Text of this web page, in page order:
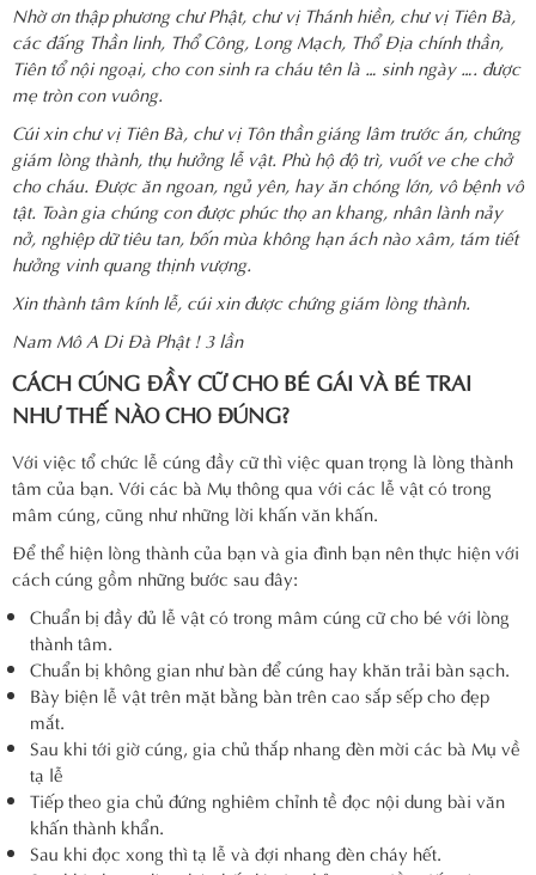
Nhờ ơn thập phương chư Phật, chư vị Thánh hiền, chư vị Tiên Bà,
các đấng Thần linh, Thổ Công, Long Mạch, Thổ Địa chính thần,
Tiên tổ nội ngoại, cho con sinh ra cháu tên là … sinh ngày …. được
mẹ tròn con vuông.
Cúi xin chư vị Tiên Bà, chư vị Tôn thần giáng lâm trước án, chứng
giám lòng thành, thụ hưởng lễ vật. Phù hộ độ trì, vuốt ve che chở
cho cháu. Được ăn ngoan, ngủ yên, hay ăn chóng lớn, vô bệnh vô
tật. Toàn gia chúng con được phúc thọ an khang, nhân lành nảy
nở, nghiệp dữ tiêu tan, bốn mùa không hạn ách nào xâm, tám tiết
hưởng vinh quang thịnh vượng.
Xin thành tâm kính lễ, cúi xin được chứng giám lòng thành.
Nam Mô A Di Đà Phật ! 3 lần
CÁCH CÚNG ĐẦY CỮ CHO BÉ GÁI VÀ BÉ TRAI
NHƯ THẾ NÀO CHO ĐÚNG?
Với việc tổ chức lễ cúng đầy cữ thì việc quan trọng là lòng thành
tâm của bạn. Với các bà Mụ thông qua với các lễ vật có trong
mâm cúng, cũng như những lời khấn văn khấn.
Để thể hiện lòng thành của bạn và gia đình bạn nên thực hiện với
cách cúng gồm những bước sau đây:
Chuẩn bị đầy đủ lễ vật có trong mâm cúng cữ cho bé với lòng
thành tâm.
Chuẩn bị không gian như bàn để cúng hay khăn trải bàn sạch.
Bày biện lễ vật trên mặt bằng bàn trên cao sắp sếp cho đẹp
mắt.
Sau khi tới giờ cúng, gia chủ thắp nhang đèn mời các bà Mụ về
tạ lễ
Tiếp theo gia chủ đứng nghiêm chỉnh tề đọc nội dung bài văn
khấn thành khẩn.
Sau khi đọc xong thì tạ lễ và đợi nhang đèn cháy hết.